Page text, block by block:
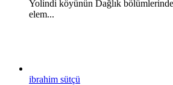
Yolindi köyünün Dağlık
elem...
ibrahim sütçü